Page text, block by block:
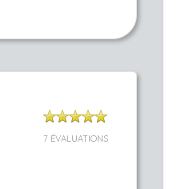
7 ÉVALUATIONS